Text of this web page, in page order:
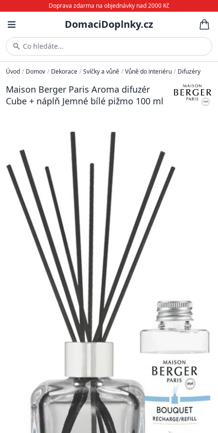
Doprava zdarma na objednávky nad 2000 Kč
DomaciDoplnky.cz
Co hledáte...
Úvod / Domov / Dekorace / Svíčky a vůně / Vůně do interiéru / Difuzéry
Maison Berger Paris Aroma difuzér
Cube + náplň Jemné bílé pižmo 100 ml